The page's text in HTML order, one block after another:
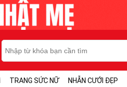
TRANG SỨC NỮ NHẪN CƯỚI ĐẸP